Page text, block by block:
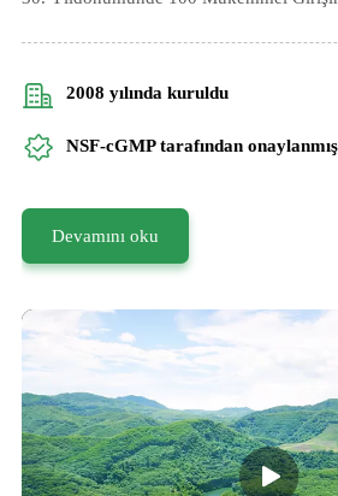
2008 yılında kuruldu
NSF-cGMP tarafından
Devamını oku